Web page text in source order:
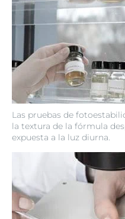
Las pruebas de
la textura de la fórmula
expuesta a la luz diurna.